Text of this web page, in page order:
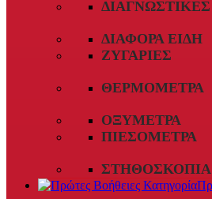
ΔΙΆΦΟΡΑ ΕΊΔΗ
ΖΥΓΑΡΙΈΣ
ΘΕΡΜΌΜΕΤΡΑ
ΟΞΎΜΕΤΡΑ
ΠΙΕΣΌΜΕΤΡΑ
ΣΤΗΘΟΣΚΌΠΙΑ